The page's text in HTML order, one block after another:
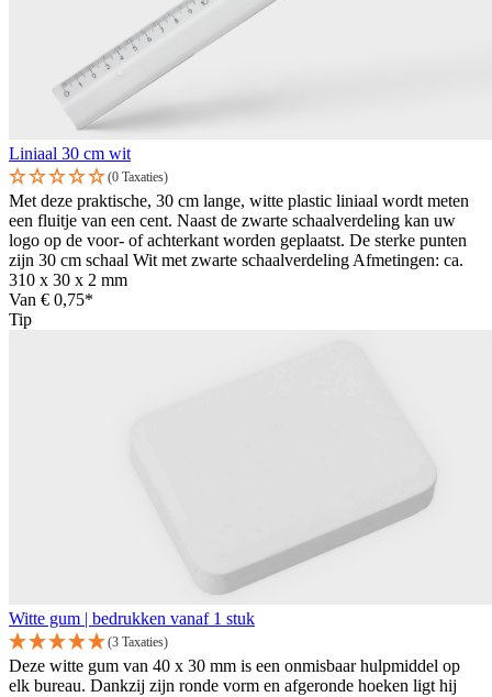
Liniaal 30 cm wit
(0 Taxaties)
Met deze praktische, 30 cm lange, witte plastic liniaal wordt meten
een fluitje van een cent. Naast de zwarte schaalverdeling kan uw
logo op de voor- of achterkant worden geplaatst. De sterke punten
zijn 30 cm schaal Wit met zwarte schaalverdeling Afmetingen: ca.
310 x 30 x 2 mm
Van € 0,75*
Tip
Witte gum | bedrukken vanaf 1 stuk
(3 Taxaties)
Deze witte gum van 40 x 30 mm is een onmisbaar hulpmiddel op
elk bureau. Dankzij zijn ronde vorm en afgeronde hoeken ligt hij